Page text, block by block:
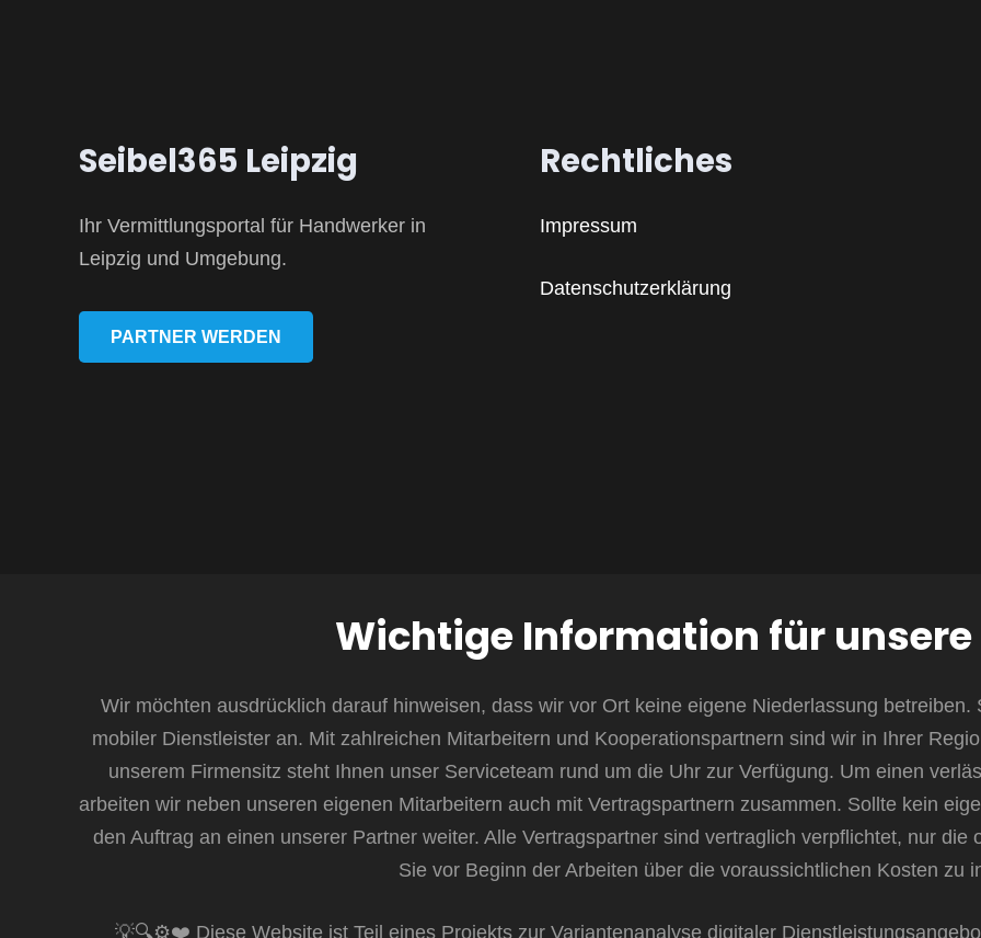
Seibel365 Leipzig
Ihr Vermittlungsportal für Handwerker in
Leipzig und Umgebung.
PARTNER WERDEN
Rechtliches
Impressum
Datenschutzerklärung
Wichtige Information für
Wir möchten ausdrücklich darauf hinweisen, dass wir vor Ort keine eigene Niederlassung
mobiler Dienstleister an. Mit zahlreichen Mitarbeitern und Kooperationspartnern sind wir in Ihrer
unserem Firmensitz steht Ihnen unser Serviceteam rund um die Uhr zur Verfügung. Um einen
arbeiten wir neben unseren eigenen Mitarbeitern auch mit Vertragspartnern zusammen. Sollte kein
den Auftrag an einen unserer Partner weiter. Alle Vertragspartner sind vertraglich verpflichtet, nur
Sie vor Beginn der Arbeiten über die voraussichtlichen Kosten zu
💡🔍⚙️❤️ Diese Website ist Teil eines Projekts zur Variantenanalyse digitaler